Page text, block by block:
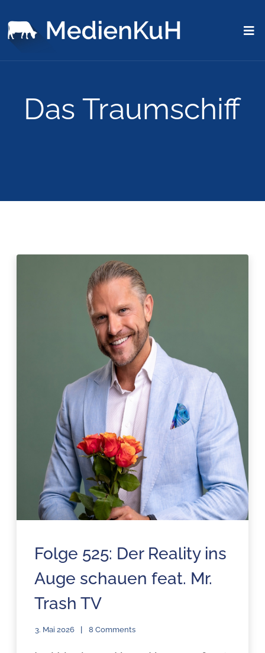
Das Traumschiff
Folge 525: Der Reality ins
Auge schauen feat. Mr.
Trash TV
3. Mai 2026 8 Comments